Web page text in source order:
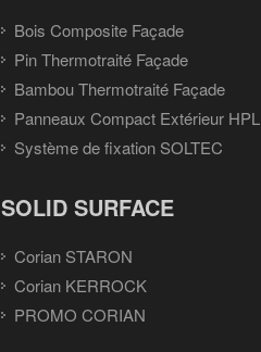
Bois Composite Façade
Pin Thermotraité Façade
Bambou Thermotraité Façade
Panneaux Compact Extérieur HPL
Système de fixation SOLTEC
SOLID SURFACE
Corian STARON
Corian KERROCK
PROMO CORIAN